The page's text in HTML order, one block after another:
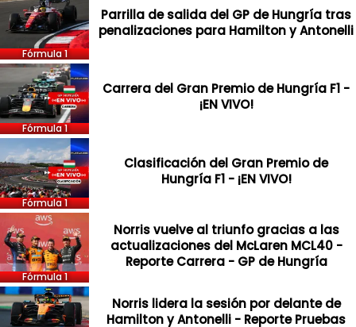
Fórmula 1
Parrilla de salida del GP de Hungría tras
penalizaciones para Hamilton y Antonelli
Fórmula 1
Carrera del Gran Premio de Hungría F1 -
¡EN VIVO!
Fórmula 1
Clasificación del Gran Premio de
Hungría F1 - ¡EN VIVO!
Fórmula 1
Norris vuelve al triunfo gracias a las
actualizaciones del McLaren MCL40 -
Reporte Carrera - GP de Hungría
Norris lidera la sesión por delante de
Hamilton y Antonelli - Reporte Pruebas